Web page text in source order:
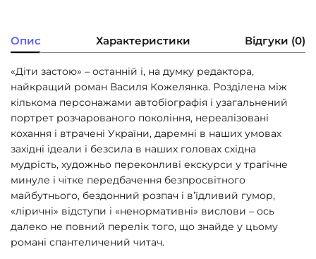
Опис Характеристики Відгуки (0)
«Діти застою» – останній і, на думку редактора,
найкращий роман Василя Кожелянка. Розділена між
кількома персонажами автобіографія і узагальнений
портрет розчарованого покоління, нереалізовані
кохання і втрачені України, даремні в наших умовах
західні ідеали і безсила в наших головах східна
мудрість, художньо переконливі екскурси у трагічне
минуле і чітке передбачення безпросвітного
майбутнього, бездонний розпач і в’їдливий гумор,
«ліричні» відступи і «ненормативні» вислови – ось
далеко не повний перелік того, що знайде у цьому
романі спантеличений читач.